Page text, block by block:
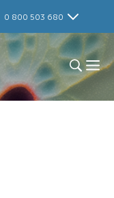
0 800 503 680